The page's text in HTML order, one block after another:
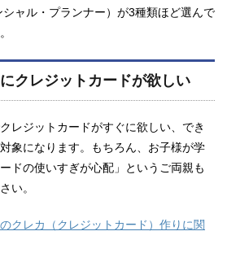
ャル・プランナー）が3種類ほど選んで
クレジットカードが欲しい
レジットカードがすぐに欲しい、でき
象になります。もちろん、お子様が学
ドの使いすぎが心配」というご両親も
い。
クレカ（クレジットカード）作りに関